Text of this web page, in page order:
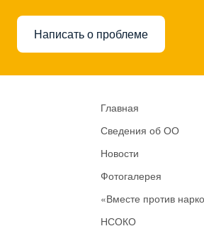
Написать о проблеме
Главная
Сведения об ОО
Новости
Фотогалерея
«Вместе против
НСОКО